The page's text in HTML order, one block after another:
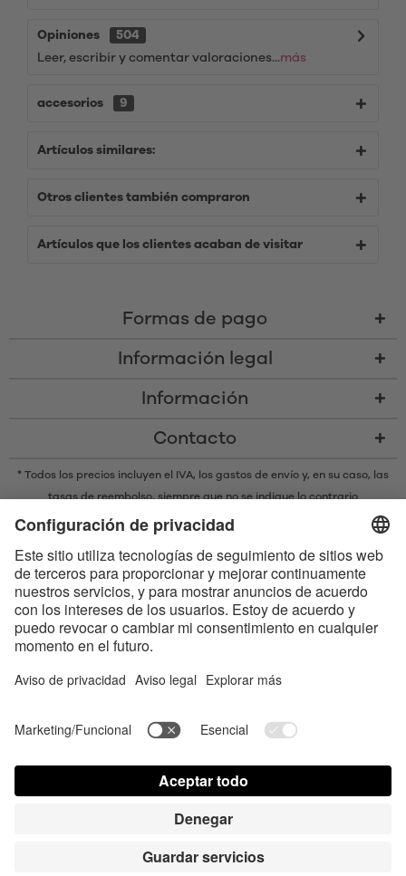
Opiniones
504
Leer, escribir y comentar valoraciones...más
accesorios 9
Artículos similares:
Otros clientes también compraron
Artículos que los clientes acaban de visitar
Formas de pago
Información legal
Información
Contacto
* Todos los precios incluyen el IVA, los gastos de envío y, en su caso, las
tasas de reembolso, siempre que no se indique lo contrario
* La marca denominativa y los logotipos Bluetooth® son marcas
marcas por parte de Satisfyer GmbH se realiza bajo licencia.
Apple, el logotipo de Apple y Apple Watch son marcas registradas
propiedad de Apple Inc. Google Play y el logotipo de Google Play son
marcas comerciales de Google LLC.
Contact us today Configuración de cookies
Instrucciones Contacto Acceso para la prensa